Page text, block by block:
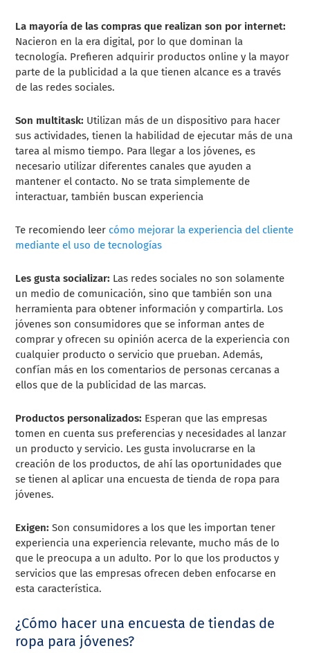
La mayoría de las compras que realizan son por internet:
Nacieron en la era digital, por lo que dominan la
tecnología. Prefieren adquirir productos online y la mayor
parte de la publicidad a la que tienen alcance es a través
de las redes sociales.
Son multitask: Utilizan más de un dispositivo para hacer
sus actividades, tienen la habilidad de ejecutar más de una
tarea al mismo tiempo. Para llegar a los jóvenes, es
necesario utilizar diferentes canales que ayuden a
mantener el contacto. No se trata simplemente de
interactuar, también buscan experiencia
Te recomiendo leer cómo mejorar la experiencia del cliente
mediante el uso de tecnologías
Les gusta socializar: Las redes sociales no son solamente
un medio de comunicación, sino que también son una
herramienta para obtener información y compartirla. Los
jóvenes son consumidores que se informan antes de
comprar y ofrecen su opinión acerca de la experiencia con
cualquier producto o servicio que prueban. Además,
confían más en los comentarios de personas cercanas a
ellos que de la publicidad de las marcas.
Productos personalizados: Esperan que las empresas
tomen en cuenta sus preferencias y necesidades al lanzar
un producto y servicio. Les gusta involucrarse en la
creación de los productos, de ahí las oportunidades que
se tienen al aplicar una encuesta de tienda de ropa para
jóvenes.
Exigen:Son consumidores a los que les importan tener
experiencia una experiencia relevante, mucho más de lo
que le preocupa a un adulto. Por lo que los productos y
servicios que las empresas ofrecen deben enfocarse en
esta característica.
¿Cómo hacer una encuesta de tiendas de
ropa para jóvenes?